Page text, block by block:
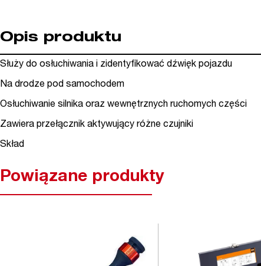
Opis produktu
Służy do osłuchiwania i zidentyfikować dźwięk pojazdu
Na drodze pod samochodem
Osłuchiwanie silnika oraz wewnętrznych ruchomych części
Zawiera przełącznik aktywujący różne czujniki
Skład
Powiązane produkty